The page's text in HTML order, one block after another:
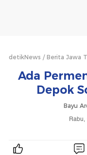
detikNews Berita Jawa
Ada
Depok
Bayu
Rabu,